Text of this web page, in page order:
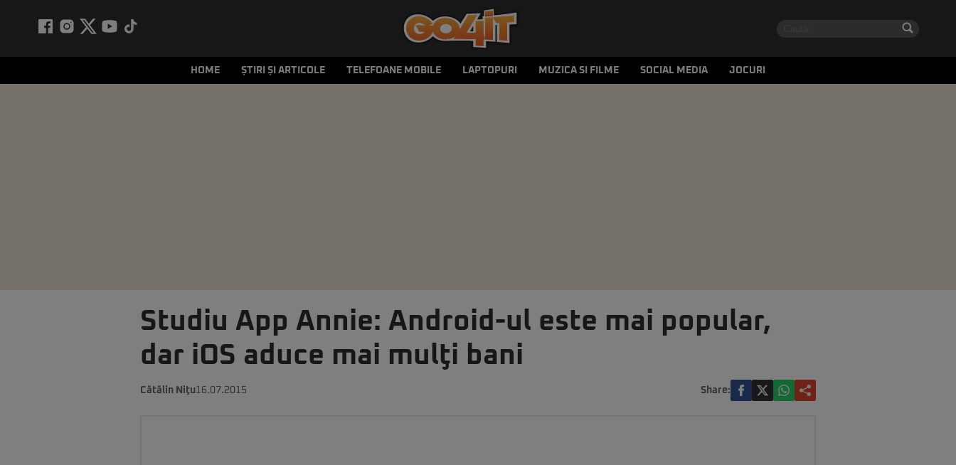
HOME ȘTIRI ȘI ARTICOLE TELEFOANE MOBILE LAPTOPURI MUZICA SI FILME SOCIAL MEDIA JOCURI
Studiu App Annie: Android-ul este mai popular,
dar iOS aduce mai mulţi bani
Cătălin Niţu16.07.2015 Share: